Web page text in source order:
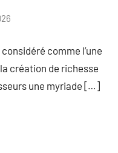
comme l’une
création de richesse
une myriade […]